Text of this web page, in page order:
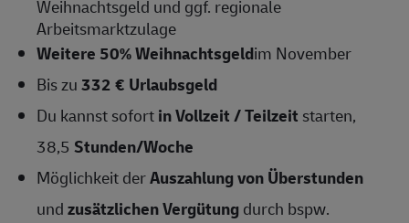
Weihnachtsgeld und ggf. regionale
Arbeitsmarktzulage
Weitere 50% Weihnachtsgeldim November
Bis zu332 € Urlaubsgeld
Du kannst sofortin Vollzeit / Teilzeit starten,
38,5 Stunden/Woche
Möglichkeit derAuszahlung von Überstunden
undzusätzlichen Vergütungdurch bspw.